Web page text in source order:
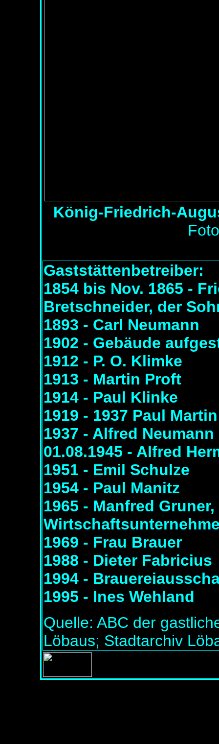
König-Friedrich-
Gaststättenbetreiber:
1854 bis Nov. 1865 -
Bretschneider, der
1893 - Carl Neumann
1902 - Gebäude
1912 - P. O. Klimke
1913 - Martin Proft
1914 - Paul Klinke
1919 - 1937 Paul
1937 - Alfred Neumann
01.08.1945 - Alfred
1951 - Emil Schulze
1954 - Paul Manitz
1965 - Manfred
1969 - Frau Brauer
1988 - Dieter Fabricius
1994 -
1995 - Ines Wehland
Quelle: ABC der
Löbaus; Stadtarchiv